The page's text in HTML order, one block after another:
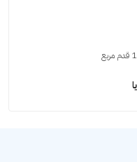
قدم مربع